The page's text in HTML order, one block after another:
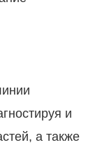
и
а также